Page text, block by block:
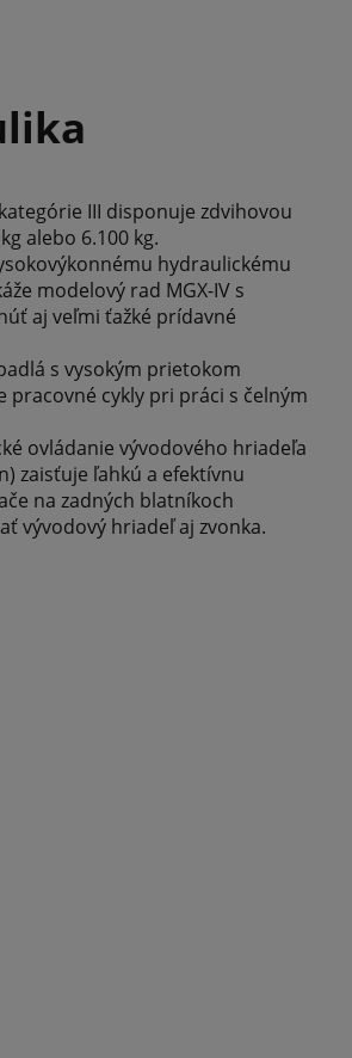
III disponuje zdvihovou
alebo 6.100 kg.
hydraulickému
modelový rad MGX-IV s
aj veľmi ťažké prídavné
s vysokým prietokom
pracovné cykly pri práci s čelným
ovládanie vývodového hriadeľa
zaisťuje ľahkú a efektívnu
na zadných blatníkoch
vývodový hriadeľ aj zvonka.